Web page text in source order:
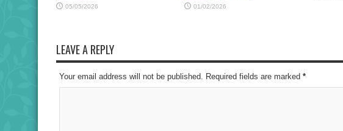
05/05/2026 01/02/2026
LEAVE A REPLY
Your email address will not be published. Required fields are marked *